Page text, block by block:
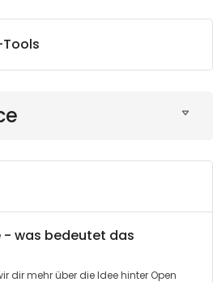
- was bedeutet das
dir mehr über die Idee hinter Open